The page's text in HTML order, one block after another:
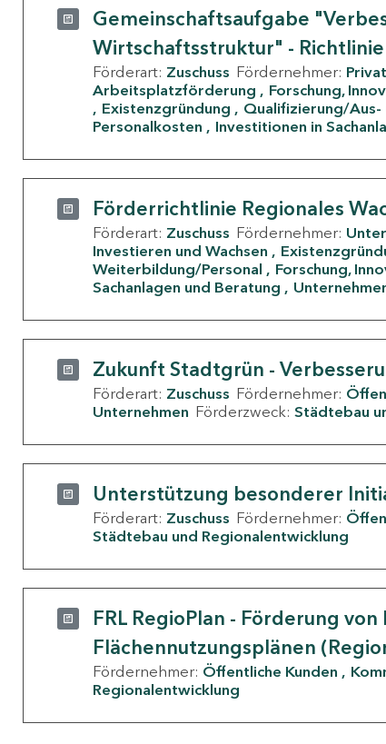
Gemeinschaftsaufgabe
Wirtschaftsstruktur" - Richtlinie
Förderart: Zuschuss Fördernehmer:
Arbeitsplatzförderung
Forschung,
Existenzgründung
Qualifizierung/
Personalkosten
Investitionen in
Förderrichtlinie Regionales
Förderart: Zuschuss Fördernehmer:
Investieren und Wachsen
Weiterbildung/Personal
Forschung,
Sachanlagen und Beratung
Zukunft Stadtgrün -
Förderart: Zuschuss Fördernehmer:
Unternehmen Förderzweck: Städtebau
Unterstützung besonderer
Förderart: Zuschuss Fördernehmer:
Städtebau und Regionalentwicklung
FRL RegioPlan - Förderung
Flächennutzungsplänen
Fördernehmer: Öffentliche Kunden
Regionalentwicklung